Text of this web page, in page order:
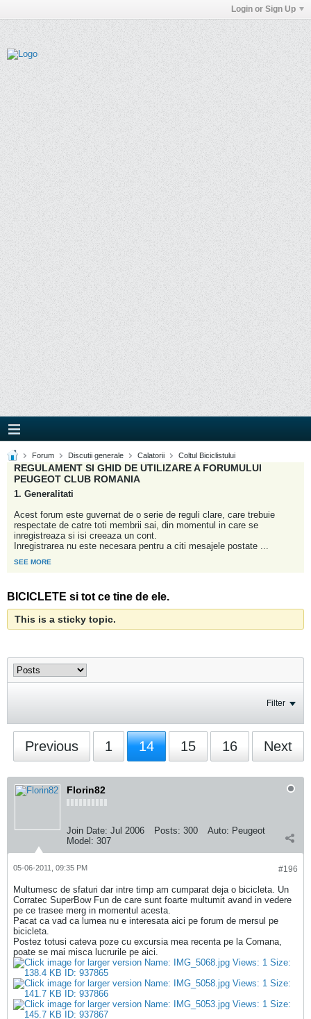
Login or Sign Up
Forum Discutii generale Calatorii Coltul Biciclistului
REGULAMENT SI GHID DE UTILIZARE A FORUMULUI
PEUGEOT CLUB ROMANIA
1. Generalitati
Acest forum este guvernat de o serie de reguli clare, care trebuie
respectate de catre toti membrii sai, din momentul in care se
inregistreaza si isi creeaza un cont.
Inregistrarea nu este necesara pentru a citi mesajele postate ...
SEE MORE
BICICLETE si tot ce tine de ele.
This is a sticky topic.
Filter
Previous 1 14 15 16 Next
Florin82
Join Date: Jul 2006 Posts: 300 Auto: Peugeot
Model: 307
#196
05-06-2011, 09:35 PM
Multumesc de sfaturi dar intre timp am cumparat deja o bicicleta. Un
Corratec SuperBow Fun de care sunt foarte multumit avand in vedere
pe ce trasee merg in momentul acesta.
Pacat ca vad ca lumea nu e interesata aici pe forum de mersul pe
bicicleta.
Postez totusi cateva poze cu excursia mea recenta pe la Comana,
poate se mai misca lucrurile pe aici.